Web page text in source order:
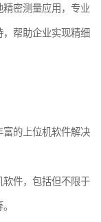
密测量应用，专业
帮助企业实现精细
的上位机软件解决
件，包括但不限于